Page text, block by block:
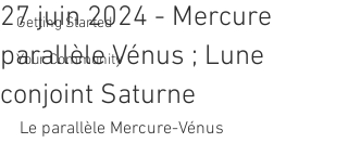
Getting Started
Your Community
27 juin 2024 - Mercure
parallèle Vénus ; Lune
conjoint Saturne
Le parallèle Mercure-Vénus